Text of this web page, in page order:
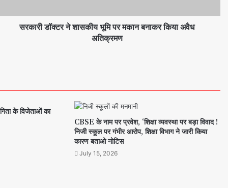
सरकारी डॉक्टर ने शासकीय भूमि पर मकान बनाकर किया अवैध
अतिक्रमण
के विजेताओं का
CBSE के नाम पर प्रवेश, ‘शिक्षा व्यवस्था पर बड़ा विवाद !
निजी स्कूल पर गंभीर आरोप, शिक्षा विभाग ने जारी किया
कारण बताओ नोटिस
July 15, 2026